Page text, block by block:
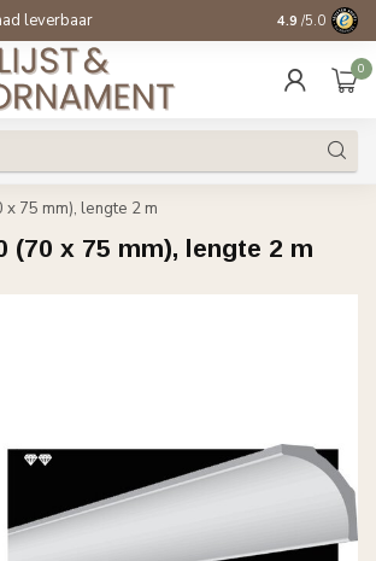
leverbaar 14 dagen
4.9 /5.0
0
x 75 mm), lengte 2 m
(70 x 75 mm), lengte 2 m